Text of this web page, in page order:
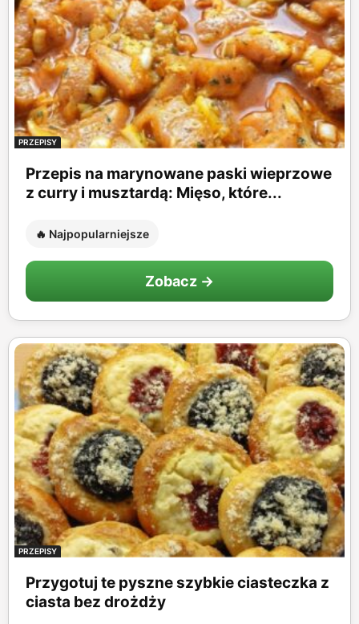
PRZEPISY
Przepis na marynowane paski wieprzowe
z curry i musztardą: Mięso, które...
🔥 Najpopularniejsze
Zobacz →
PRZEPISY
Przygotuj te pyszne szybkie ciasteczka z
ciasta bez drożdży